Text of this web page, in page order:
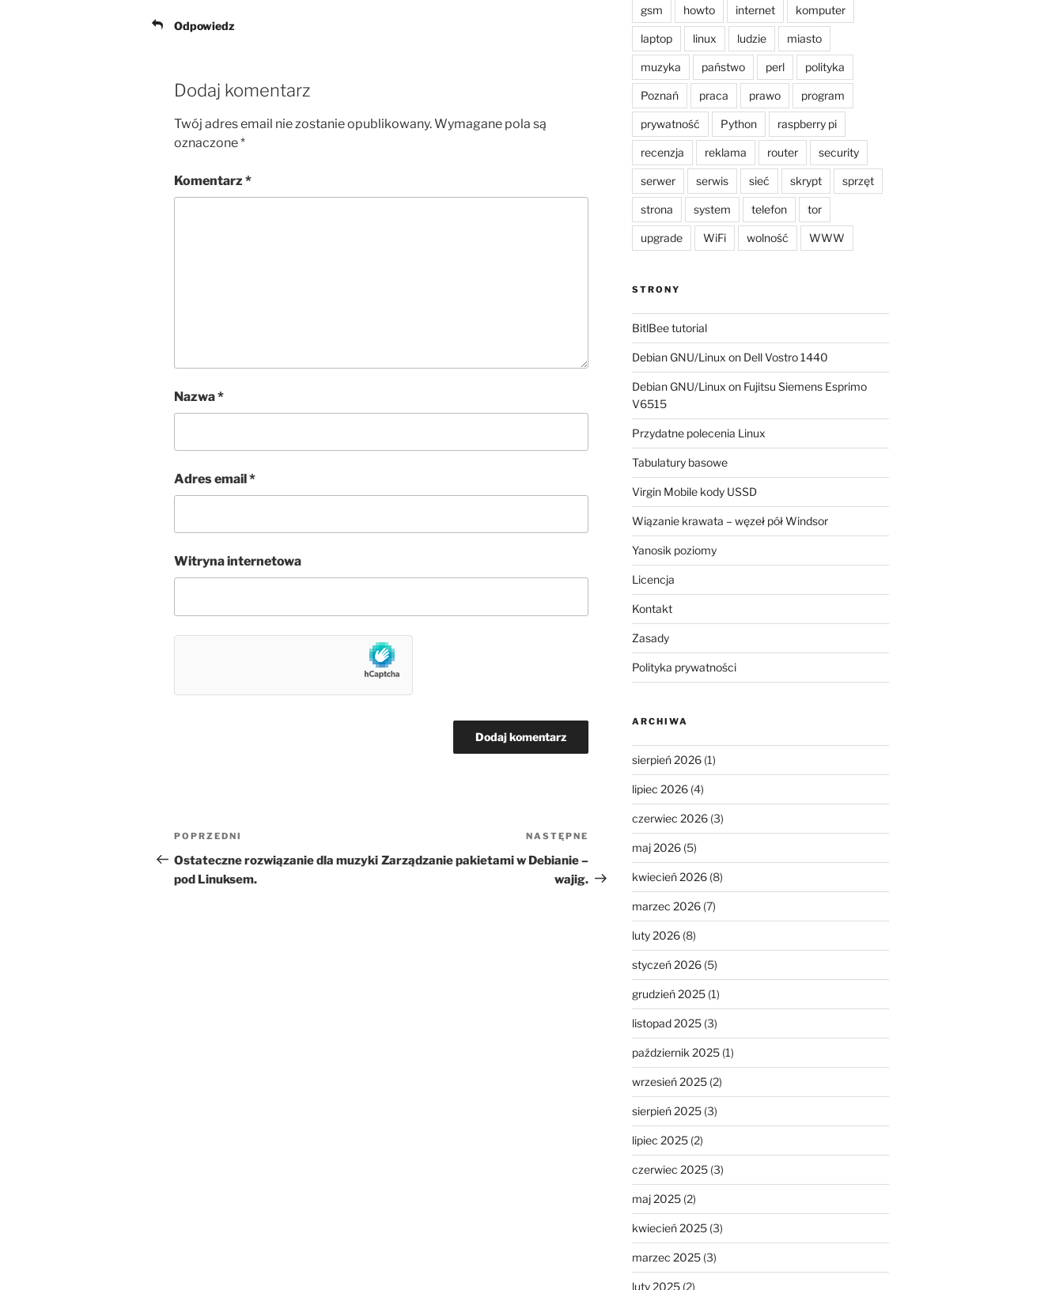
Odpowiedz
Dodaj komentarz
Twój adres email nie zostanie opublikowany.Wymagane pola są
oznaczone*
Komentarz *
Nazwa*
Adres email*
Witryna internetowa
Nawigacja
wpisu
Poprzedni
wpis
POPRZEDNI
Ostateczne rozwiązanie dla muzyki
pod Linuksem.
Następny
NASTĘPNE
Zarządzanie pakietami w Debianie –
wajig.
gsm howto internet komputer
laptop linux ludzie miasto
muzyka państwo perl polityka
Poznań praca prawo program
prywatność Python raspberry pi
recenzja reklama router security
serwer serwis sieć skrypt sprzęt
strona system telefon tor
upgrade WiFi wolność WWW
STRONY
BitlBee tutorial
Debian GNU/Linux on Dell Vostro 1440
Debian GNU/Linux on Fujitsu Siemens Esprimo
V6515
Przydatne polecenia Linux
Tabulatury basowe
Virgin Mobile kody USSD
Wiązanie krawata – węzeł pół Windsor
Yanosik poziomy
Licencja
Kontakt
Zasady
Polityka prywatności
ARCHIWA
sierpień 2026(1)
lipiec 2026(4)
czerwiec 2026(3)
maj 2026(5)
kwiecień 2026(8)
marzec 2026(7)
luty 2026(8)
styczeń 2026(5)
grudzień 2025(1)
listopad 2025(3)
październik 2025(1)
wrzesień 2025(2)
sierpień 2025(3)
lipiec 2025(2)
czerwiec 2025(3)
maj 2025(2)
kwiecień 2025(3)
marzec 2025(3)
luty 2025(2)